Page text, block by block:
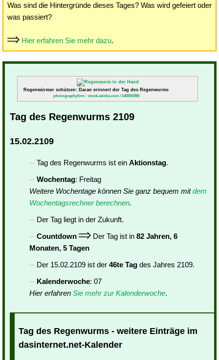
Was sind die Hintergründe dieses Tages? Was wird gefeiert oder
was passiert?
Hier erfahren Sie mehr dazu.
Regenwürmer schützen: Daran erinnert der Tag des Regenwurms
photographyfirm - stock.adobe.com / 140594390
Tag des Regenwurms 2109
15.02.2109
Tag des Regenwurms ist ein Aktionstag.
Wochentag: Freitag
Weitere Wochentage können Sie ganz bequem mitdem
Wochentagsrechner berechnen.
Der Tag liegt in der Zukunft.
Countdown
Der Tag ist in 82 Jahren, 6
Monaten, 5 Tagen
Der 15.02.2109 ist der 46te Tag des Jahres 2109.
Kalenderwoche: 07
Hier erfahren Sie mehr zur Kalenderwoche.
Tag des Regenwurms - weitere Einträge im
dasinternet.net-Kalender